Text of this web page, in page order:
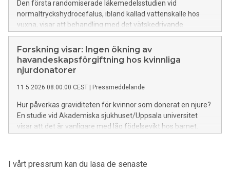
Den första randomiserade läkemedelsstudien vid
normaltryckshydrocefalus, ibland kallad vattenskalle hos
vuxna, visar att behandling med det vätskedrivande
läkemedlet acetazolamid (Diamox) inte förbättrar
patienternas symtom. Behandlingen var dessutom
förknippad med vanliga biverkningar. Resultaten, som
publicerats i The Lancet Neurology, ger det hittills starkaste
omdiskuterad i decennier.
Forskning visar: Ingen ökning av
havandeskapsförgiftning hos kvinnliga
njurdonatorer
11.5.2026 08:00:00 CEST Pressmeddelande
Hur påverkas graviditeten för kvinnor som donerat en njure?
En studie vid Akademiska sjukhuset/Uppsala universitet
visar att det är vanligare med låg födelsevikt hos barnet.
I vårt pressrum kan du läsa de senaste